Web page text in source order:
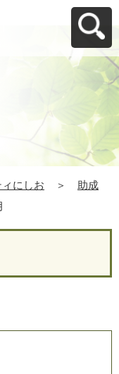
にしお ＞
助成